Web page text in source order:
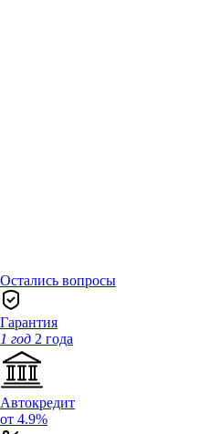
Остались вопросы
Гарантия
1 год 2 года
Автокредит
от 4.9%